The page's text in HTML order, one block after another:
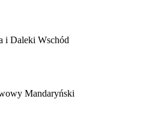
i Daleki Wschód
Mandaryński